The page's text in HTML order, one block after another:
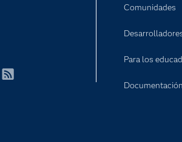
Comunidades
Para los
Documentación